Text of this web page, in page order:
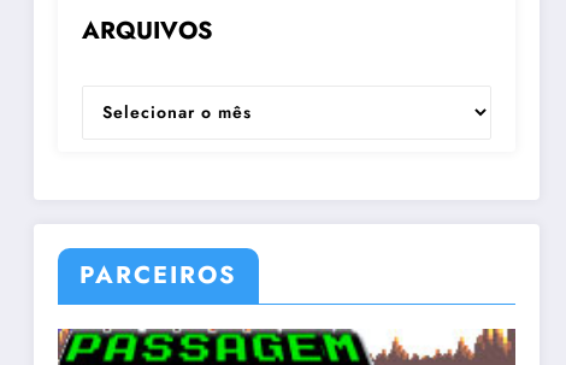
ARQUIVOS
ARQUIVOS
PARCEIROS